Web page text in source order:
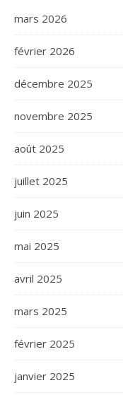
mars 2026
février 2026
décembre 2025
novembre 2025
août 2025
juillet 2025
juin 2025
mai 2025
avril 2025
mars 2025
février 2025
janvier 2025